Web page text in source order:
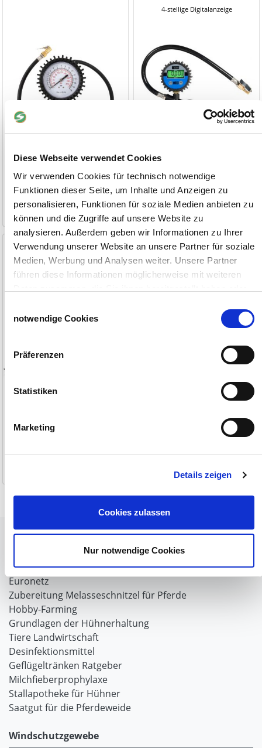
Diese Webseite verwendet Cookies
Wir verwenden Cookies für technisch notwendige
Funktionen dieser Seite, um Inhalte und Anzeigen zu
personalisieren, Funktionen für soziale Medien anbieten zu
können und die Zugriffe auf unsere Website zu
analysieren. Außerdem geben wir Informationen zu Ihrer
Verwendung unserer Website an unsere Partner für soziale
Medien, Werbung und Analysen weiter. Unsere Partner
führen diese Informationen möglicherweise mit weiteren
haben.
notwendige Cookies
Präferenzen
Statistiken
Marketing
Details zeigen
Cookies zulassen
Nur notwendige Cookies
37,90 €
1-2 Werktage
4-stellige Digitalanzeige
19,90 €
1-2 Werktage
Druckluft-Set Metall
5-teiliges Set
33,90 €
Tiere
Weideunterstand groß
Wasserversorgung für Weidetiere
Euronetz
Zubereitung Melasseschnitzel für Pferde
Hobby-Farming
Grundlagen der Hühnerhaltung
Tiere Landwirtschaft
Desinfektionsmittel
Geflügeltränken Ratgeber
Milchfieberprophylaxe
Stallapotheke für Hühner
Saatgut für die Pferdeweide
Windschutzgewebe